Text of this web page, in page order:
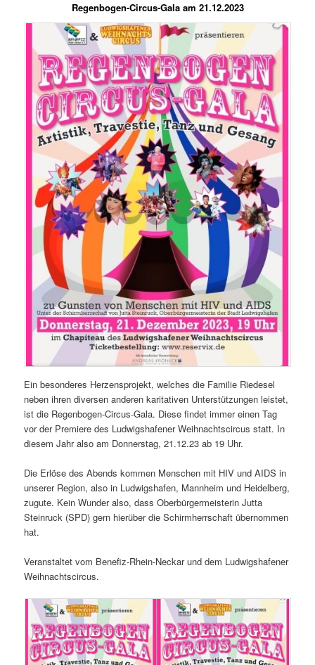
Regenbogen-Circus-Gala am 21.12.2023
Ein besonderes Herzensprojekt, welches die Familie Riedesel
neben ihren diversen anderen karitativen Unterstützungen leistet,
ist die Regenbogen-Circus-Gala. Diese findet immer einen Tag
vor der Premiere des Ludwigshafener Weihnachtscircus statt. In
diesem Jahr also am Donnerstag, 21.12.23 ab 19 Uhr.
Die Erlöse des Abends kommen Menschen mit HIV und AIDS in
unserer Region, also in Ludwigshafen, Mannheim und Heidelberg,
zugute. Kein Wunder also, dass Oberbürgermeisterin Jutta
Steinruck (SPD) gern hierüber die Schirmherrschaft übernommen
hat.
Veranstaltet vom Benefiz-Rhein-Neckar und dem Ludwigshafener
Weihnachtscircus.